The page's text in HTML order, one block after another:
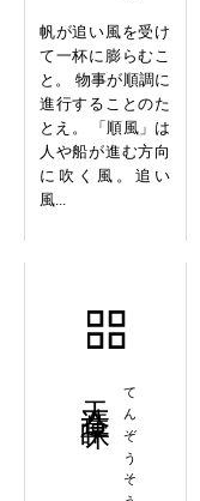
帆が追い風を受け
て一杯に膨らむこ
と。 物事が順調に
進行することのた
とえ。 「順風」は
人や船が進む方向
に吹く風。追い
風...
てんぞうそうまい